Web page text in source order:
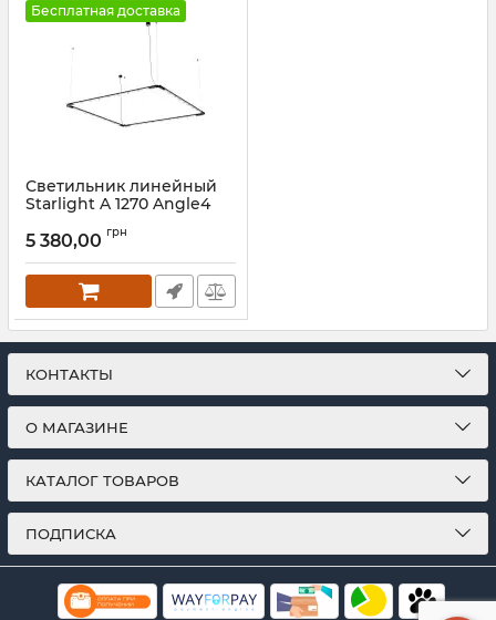
Бесплатная доставка
Светильник линейный
Starlight A 1270 Angle4
Артикул:3541711
5 380,00 грн
КОНТАКТЫ
О МАГАЗИНЕ
КАТАЛОГ ТОВАРОВ
ПОДПИСКА